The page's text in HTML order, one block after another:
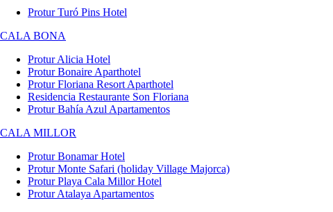
Protur Turó Pins Hotel
CALA BONA
Protur Alicia Hotel
Protur Bonaire Aparthotel
Protur Floriana Resort Aparthotel
Residencia Restaurante Son Floriana
Protur Bahía Azul Apartamentos
CALA MILLOR
Protur Bonamar Hotel
Protur Monte Safari (holiday Village Majorca)
Protur Playa Cala Millor Hotel
Protur Atalaya Apartamentos